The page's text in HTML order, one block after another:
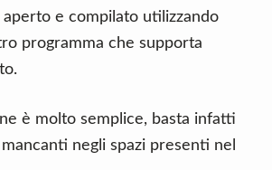
e compilato utilizzando
programma che supporta
è molto semplice, basta infatti
negli spazi presenti nel